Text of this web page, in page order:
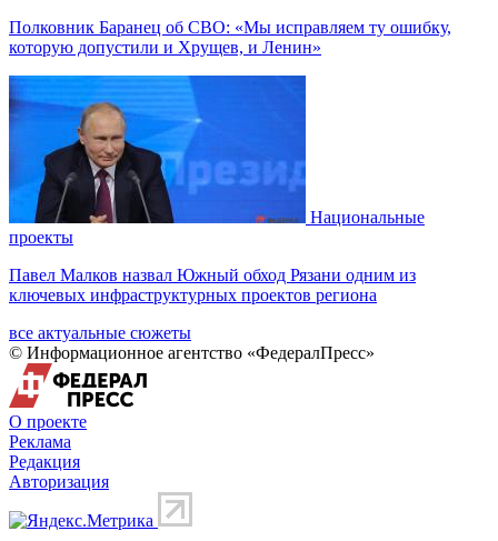
Полковник Баранец об СВО: «Мы исправляем ту ошибку,
которую допустили и Хрущев, и Ленин»
Национальные
проекты
Павел Малков назвал Южный обход Рязани одним из
ключевых инфраструктурных проектов региона
все актуальные сюжеты
© Информационное агентство «ФедералПресс»
О проекте
Реклама
Редакция
Авторизация